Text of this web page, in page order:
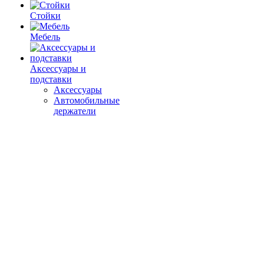
Стойки
Мебель
Аксессуары и
подставки
Аксессуары
Автомобильные
держатели